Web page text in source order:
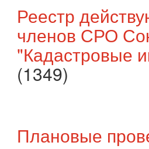
Реестр
членов СРО
"Кадастровые
(1349)
Плановые